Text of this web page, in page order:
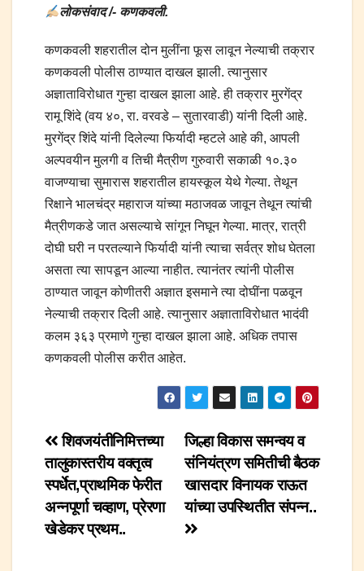
लोकसंवाद /- कणकवली.
कणकवली शहरातील दोन मुलींना फूस लावून नेल्याची तक्रार
कणकवली पोलीस ठाण्यात दाखल झाली. त्यानुसार
अज्ञाताविरोधात गुन्हा दाखल झाला आहे. ही तक्रार मुरगेंद्र
रामू शिंदे (वय ४०, रा. वरवडे – सुतारवाडी) यांनी दिली आहे.
मुरगेंद्र शिंदे यांनी दिलेल्या फिर्यादी म्हटले आहे की, आपली
अल्पवयीन मुलगी व तिची मैत्रीण गुरुवारी सकाळी १०.३०
वाजण्याचा सुमारास शहरातील हायस्कूल येथे गेल्या. तेथून
रिक्षाने भालचंद्र महाराज यांच्या मठाजवळ जावून तेथून त्यांची
मैत्रीणकडे जात असल्याचे सांगून निघून गेल्या. मात्र, रात्री
दोघी घरी न परतल्याने फिर्यादी यांनी त्याचा सर्वत्र शोध घेतला
असता त्या सापडून आल्या नाहीत. त्यानंतर त्यांनी पोलीस
ठाण्यात जावून कोणीतरी अज्ञात इसमाने त्या दोघींना पळवून
नेल्याची तक्रार दिली आहे. त्यानुसार अज्ञाताविरोधात भादंवी
कलम ३६३ प्रमाणे गुन्हा दाखल झाला आहे. अधिक तपास
कणकवली पोलीस करीत आहेत.
Post
navigation
जिल्हा विकास समन्वय व
संनियंत्रण समितीची बैठक
खासदार विनायक राऊत
यांच्या उपस्थितीत संपन्न..
शिवजयंतीनिमित्तच्या
तालुकास्तरीय वक्तृत्व
स्पर्धेत,प्राथमिक फेरीत
अन्नपूर्णा चव्हाण, प्रेरणा
खेडेकर प्रथम..